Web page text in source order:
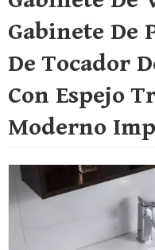
Gabinete De
De Tocador
Con Espejo
Moderno